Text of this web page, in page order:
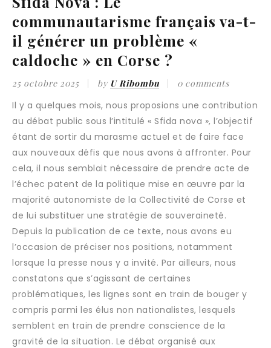
communautarisme français va-t-
il générer un problème «
caldoche » en Corse ?
25 octobre 2025 by U Ribombu 0 comments
Il y a quelques mois, nous proposions une contribution
au débat public sous l’intitulé « Sfida nova », l’objectif
étant de sortir du marasme actuel et de faire face
aux nouveaux défis que nous avons à affronter. Pour
cela, il nous semblait nécessaire de prendre acte de
l’échec patent de la politique mise en œuvre par la
majorité autonomiste de la Collectivité de Corse et
de lui substituer une stratégie de souveraineté.
Depuis la publication de ce texte, nous avons eu
l’occasion de préciser nos positions, notamment
lorsque la presse nous y a invité. Par ailleurs, nous
constatons que s’agissant de certaines
problématiques, les lignes sont en train de bouger y
compris parmi les élus non nationalistes, lesquels
semblent en train de prendre conscience de la
gravité de la situation. Le débat organisé aux